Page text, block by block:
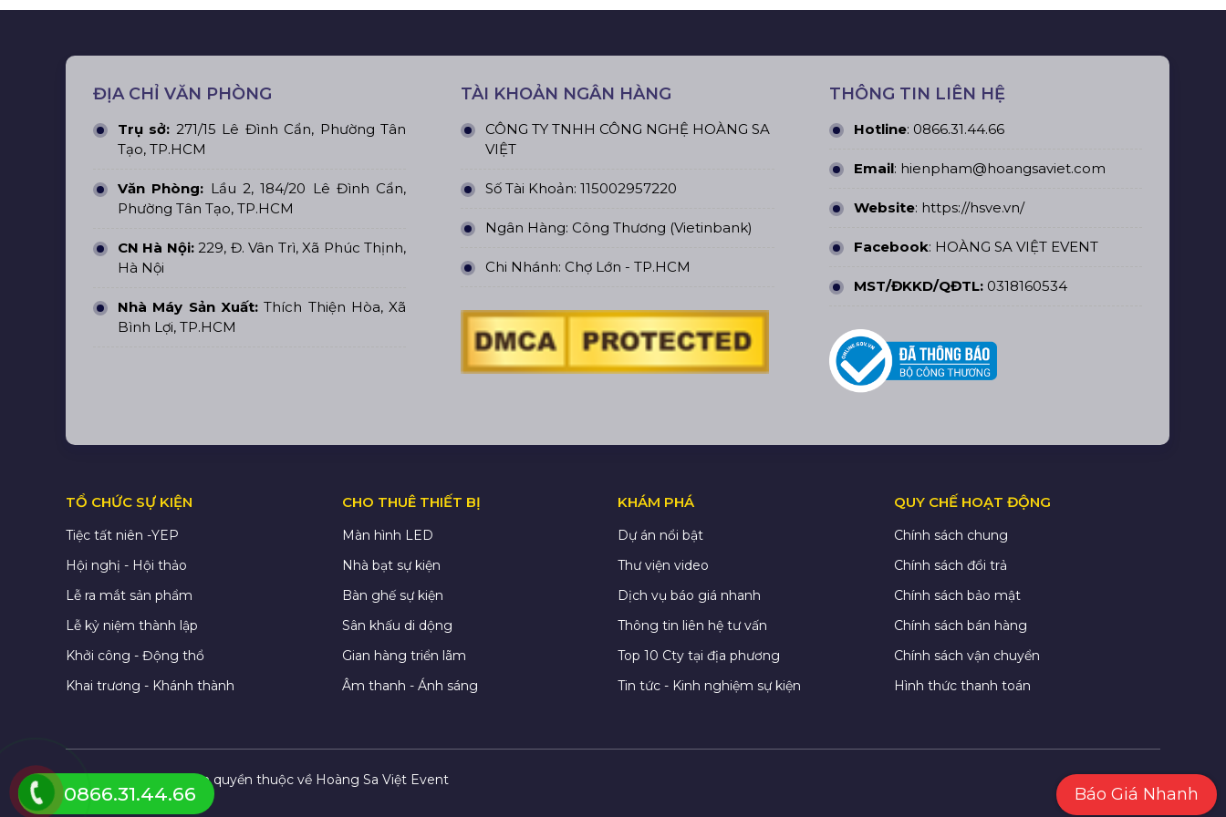
ĐỊA CHỈ VĂN PHÒNG
Trụ sở: 271/15 Lê Đình Cẩn, Phường Tân
Tạo, TP.HCM
Văn Phòng: Lầu 2, 184/20 Lê Đình Cẩn,
Phường Tân Tạo, TP.HCM
CN Hà Nội:229, Đ. Vân Trì, Xã Phúc Thịnh,
Hà Nội
Nhà Máy Sản Xuất: Thích Thiện Hòa, Xã
Bình Lợi, TP.HCM
TÀI KHOẢN NGÂN HÀNG
CÔNG TY TNHH CÔNG NGHỆ HOÀNG SA
VIỆT
Số Tài Khoản: 115002957220
Ngân Hàng: Công Thương (Vietinbank)
Chi Nhánh: Chợ Lớn - TP.HCM
THÔNG TIN LIÊN HỆ
Hotline: 0866.31.44.66
Email: hienpham@hoangsaviet.com
Website: https://hsve.vn/
Facebook: HOÀNG SA VIỆT EVENT
MST/ĐKKD/QĐTL:0318160534
TỔ CHỨC SỰ KIỆN
Tiệc tất niên -YEP
Hội nghị - Hội thảo
Lễ ra mắt sản phẩm
Lễ kỷ niệm thành lập
Khởi công - Động thổ
Khai trương - Khánh thành
CHO THUÊ THIẾT BỊ
Màn hình LED
Nhà bạt sự kiện
Bàn ghế sự kiện
Sân khấu di dộng
Gian hàng triển lãm
Âm thanh - Ánh sáng
KHÁM PHÁ
Dự án nổi bật
Thư viện video
Dịch vụ báo giá nhanh
Thông tin liên hệ tư vấn
Top 10 Cty tại địa phương
Tin tức - Kinh nghiệm sự kiện
QUY CHẾ HOẠT ĐỘNG
Chính sách chung
Chính sách đổi trả
Chính sách bảo mật
Chính sách bán hàng
Chính sách vận chuyển
Hình thức thanh toán
© Copyright 2026. Bản quyền thuộc về Hoàng Sa Việt Event
0866.31.44.66 Báo Giá Nhanh